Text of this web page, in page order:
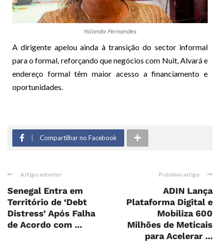
Yolanda Fernandes
A dirigente apelou ainda à transição do sector informal
para o formal, reforçando que negócios com Nuit, Alvará e
endereço formal têm maior acesso a financiamento e
oportunidades.
Compartilhar no Facebook
Artigo anterior
Senegal Entra em
Território de ‘Debt
Distress’ Após Falha
de Acordo com ...
Próximo artigo
ADIN Lança
Plataforma Digital e
Mobiliza 600
Milhões de Meticais
para Acelerar ...